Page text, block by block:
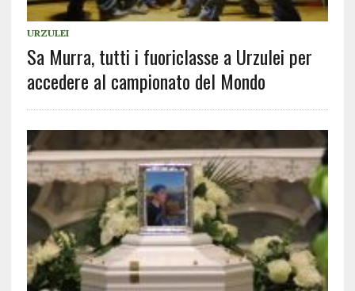
URZULEI
Sa Murra, tutti i fuoriclasse a Urzulei per
accedere al campionato del Mondo